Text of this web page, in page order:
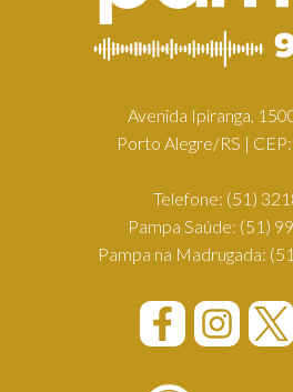
Avenida Ipiranga,
Porto Alegre/RS |
Telefone: (51)
Pampa Saúde: (51)
Pampa na Madrugada: